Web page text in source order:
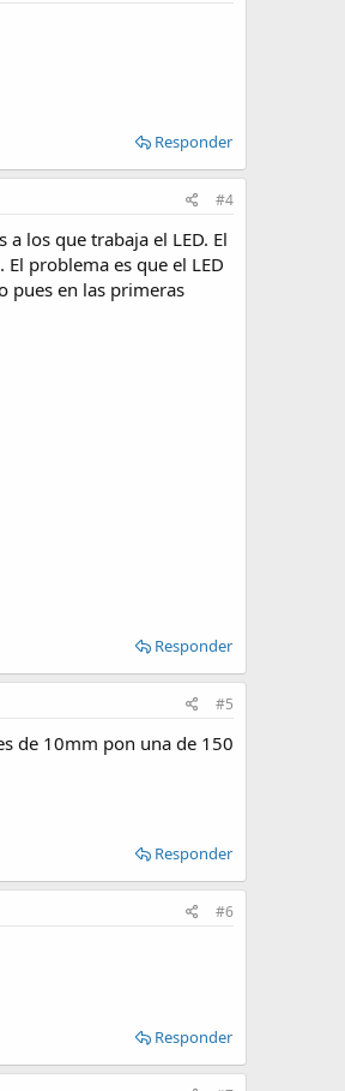
Responder
#4
los que trabaja el LED. El
problema es que el LED
pues en las primeras
Responder
#5
de 10mm pon una de 150
Responder
#6
Responder